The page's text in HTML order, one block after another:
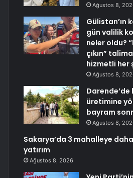
Ağustos 8,
Gülistan’ın
gün valilik
neler oldu?
çıkın”
hizmetli her
Ağustos 8,
Darende’de
üretimine
bayram
Ağustos 8,
Sakarya’da 3 mahalleye
yatırım
Ağustos 8, 2026